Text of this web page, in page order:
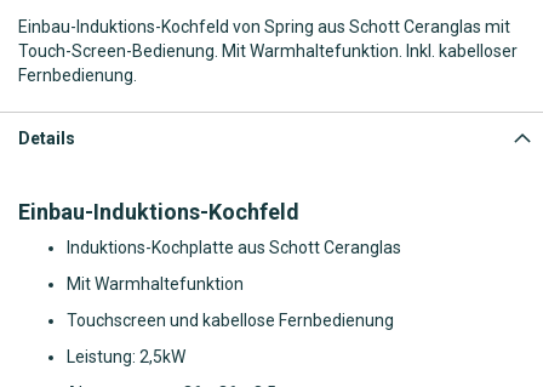
Einbau-Induktions-Kochfeld von Spring aus Schott Ceranglas mit
Touch-Screen-Bedienung. Mit Warmhaltefunktion. Inkl. kabelloser
Fernbedienung.
Details
Einbau-Induktions-Kochfeld
Induktions-Kochplatte aus Schott Ceranglas
Mit Warmhaltefunktion
Touchscreen und kabellose Fernbedienung
Leistung: 2,5kW